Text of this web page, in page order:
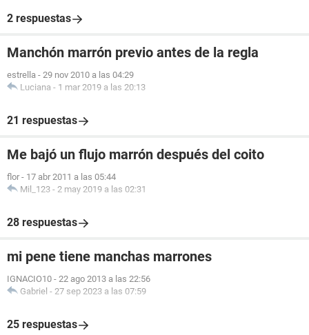
2 respuestas
Manchón marrón previo antes de la regla
estrella - 29 nov 2010 a las 04:29
Luciana - 1 mar 2019 a las 20:13
21 respuestas
Me bajó un flujo marrón después del coito
flor - 17 abr 2011 a las 05:44
Mil_123 - 2 may 2019 a las 02:31
28 respuestas
mi pene tiene manchas marrones
IGNACIO10 - 22 ago 2013 a las 22:56
Gabriel - 27 sep 2023 a las 07:59
25 respuestas